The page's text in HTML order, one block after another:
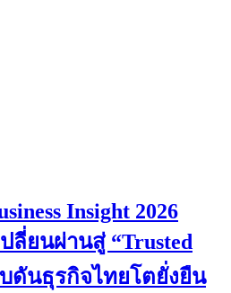
Insight 2026
ลี่ยนผ่านสู่ “Trusted
ดันธุรกิจไทยโตยั่งยืน